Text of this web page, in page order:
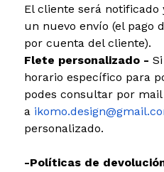
El cliente será notificado
un nuevo envío (el pago
por cuenta del cliente).
Flete personalizado -
horario específico para
podes consultar por mail
a
personalizado.
-Políticas de